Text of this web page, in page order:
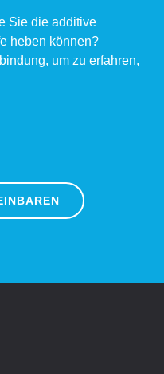
Sie die additive
heben können?
um zu erfahren,